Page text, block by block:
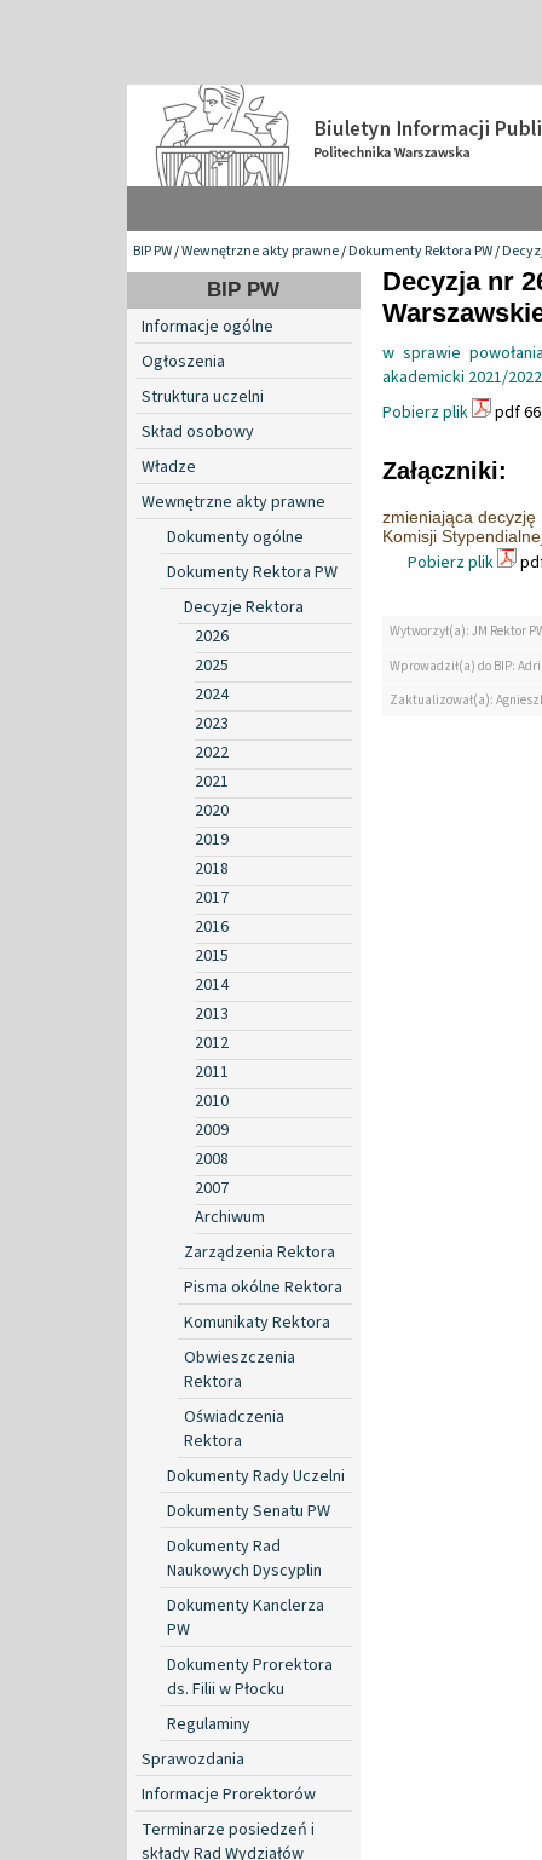
BIP PW/Wewnętrzne akty prawne/Dokumenty Rektora PW/
BIP PW
Informacje ogólne
Ogłoszenia
Struktura uczelni
Skład osobowy
Władze
Wewnętrzne akty prawne
Dokumenty ogólne
Dokumenty Rektora PW
Decyzje Rektora
2026
2025
2024
2023
2022
2021
2020
2019
2018
2017
2016
2015
2014
2013
2012
2011
2010
2009
2008
2007
Archiwum
Zarządzenia Rektora
Pisma okólne Rektora
Komunikaty Rektora
Obwieszczenia
Rektora
Oświadczenia
Rektora
Dokumenty Rady Uczelni
Dokumenty Senatu PW
Dokumenty Rad
Naukowych Dyscyplin
Dokumenty Kanclerza
PW
Dokumenty Prorektora
ds. Filii w Płocku
Regulaminy
Sprawozdania
Informacje Prorektorów
Terminarze posiedzeń i
składy Rad Wydziałów
Decyzja nr
w sprawie
akademicki 2021/2022
Pobierz plik
pdf
Załączniki:
zmieniająca decyzję
Komisji
Pobierz plik
Wytworzył(a): JM Rektor
Wprowadził(a) do BIP:
Zaktualizował(a):